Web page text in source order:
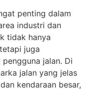
penting dalam
industri dan
tidak hanya
juga
jalan. Di
jalan yang jelas
kendaraan besar,